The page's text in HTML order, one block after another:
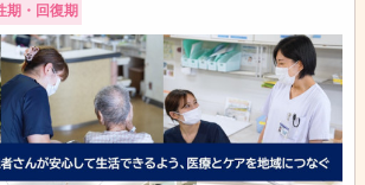
期・回復期